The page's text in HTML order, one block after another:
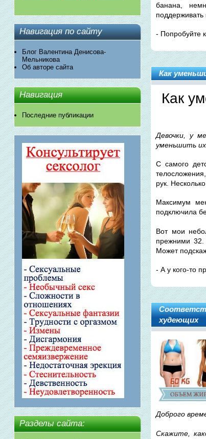
Навигация по сайту
Блог Валентина Денисова-
Мельникова
Об авторе сайта
Навигация
Последние публикации
Разделы сайта:
банана,
поддерживать
- Попробуйте
Как
Как
Девочки, у
уменьшить
С самого
рук.
Максимум
подключила
Вот мои
прежними 32.
Может
- А у кого-то
худеющих
Доброго
Скажите,